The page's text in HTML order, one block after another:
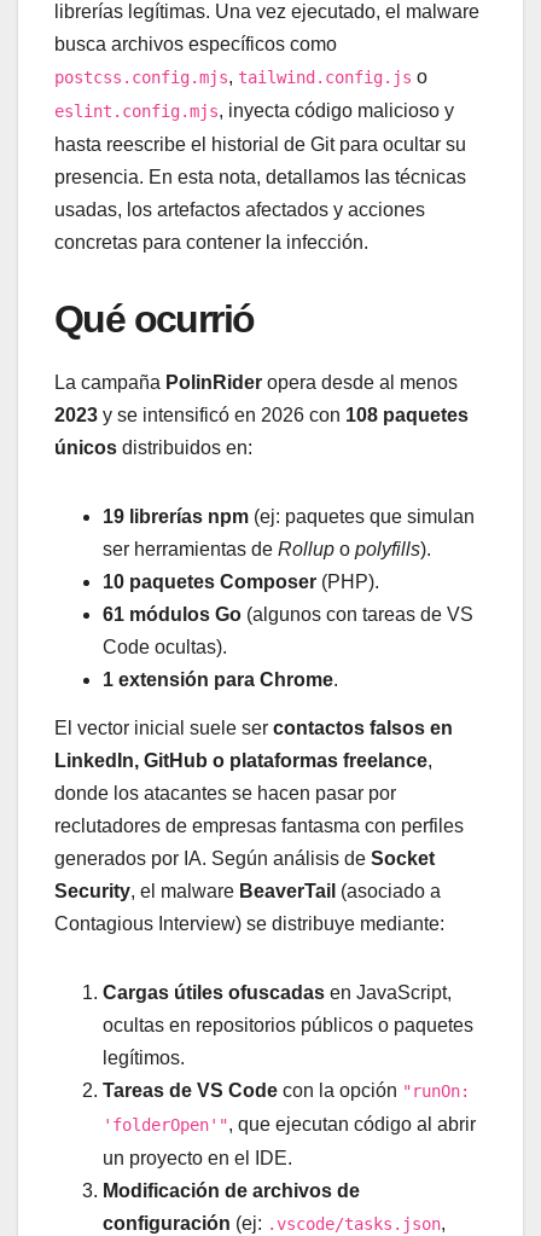
librerías legítimas. Una vez ejecutado, el malware
busca archivos específicos como
postcss.config.mjs, tailwind.config.js o
eslint.config.mjs, inyecta código malicioso y
hasta reescribe el historial de Git para ocultar su
presencia. En esta nota, detallamos las técnicas
usadas, los artefactos afectados y acciones
concretas para contener la infección.
Qué ocurrió
La campaña PolinRider opera desde al menos
2023 y se intensificó en 2026 con 108 paquetes
únicos distribuidos en:
19 librerías npm (ej: paquetes que simulan
ser herramientas de Rollup o polyfills).
10 paquetes Composer (PHP).
61 módulos Go (algunos con tareas de VS
Code ocultas).
1 extensión para Chrome.
El vector inicial suele ser contactos falsos en
LinkedIn, GitHub o plataformas freelance,
donde los atacantes se hacen pasar por
reclutadores de empresas fantasma con perfiles
generados por IA. Según análisis de Socket
Security, el malware BeaverTail (asociado a
Contagious Interview) se distribuye mediante:
Cargas útiles ofuscadas en JavaScript,
ocultas en repositorios públicos o paquetes
legítimos.
Tareas de VS Code con la opción "runOn:
'folderOpen'", que ejecutan código al abrir
un proyecto en el IDE.
Modificación de archivos de
configuración (ej: .vscode/tasks.json,